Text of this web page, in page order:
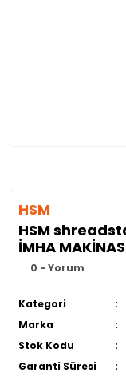
HSM
HSM
İMHA
0 - Yorum
Kategori
Marka
Stok Kodu
Garanti Süresi